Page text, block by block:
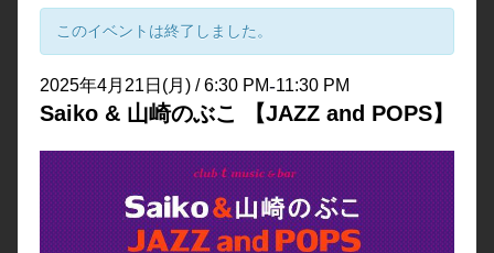
このイベントは終了しました。
2025年4月21日(月) / 6:30 PM-11:30 PM
Saiko & 山崎のぶこ 【JAZZ and POPS】